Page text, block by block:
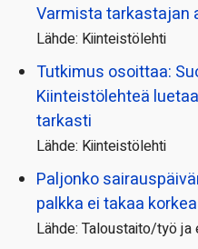
Varmista tarkastajan
Lähde: Kiinteistölehti
Tutkimus osoittaa:
Kiinteistölehteä
tarkasti
Lähde: Kiinteistölehti
Paljonko
palkka ei takaa
Lähde: Taloustaito/työ ja